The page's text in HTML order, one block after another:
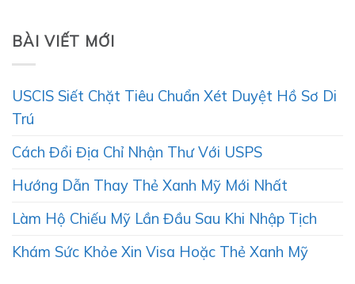
BÀI VIẾT MỚI
USCIS Siết Chặt Tiêu Chuẩn Xét Duyệt Hồ Sơ Di
Trú
Cách Đổi Địa Chỉ Nhận Thư Với USPS
Hướng Dẫn Thay Thẻ Xanh Mỹ Mới Nhất
Làm Hộ Chiếu Mỹ Lần Đầu Sau Khi Nhập Tịch
Khám Sức Khỏe Xin Visa Hoặc Thẻ Xanh Mỹ